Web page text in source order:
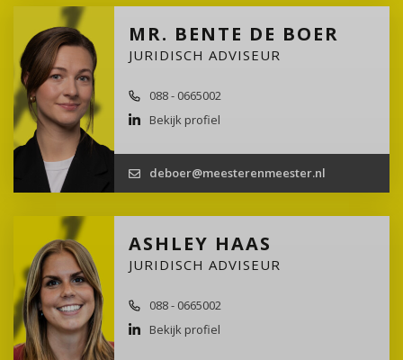
MR. BENTE DE BOER
JURIDISCH ADVISEUR
088 - 0665002
Bekijk profiel
deboer@meesterenmeester.nl
ASHLEY HAAS
JURIDISCH ADVISEUR
088 - 0665002
Bekijk profiel